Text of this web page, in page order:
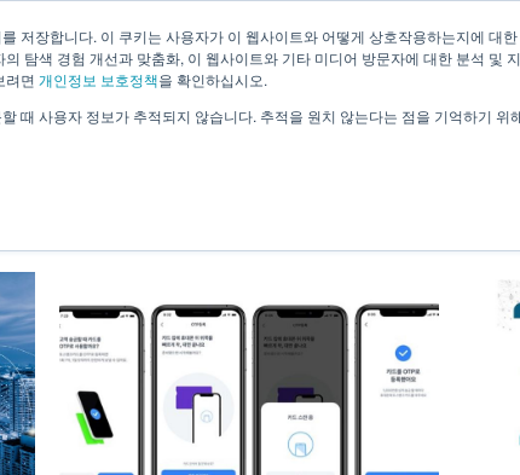
저장합니다. 이 쿠키는 사용자가 이 웹사이트와 어떻게 상호작용하는지에 대
탐색 경험 개선과 맞춤화, 이 웹사이트와 기타 미디어 방문자에 대한 분석 및
려면 개인정보 보호정책을 확인하십시오.
때 사용자 정보가 추적되지 않습니다. 추적을 원치 않는다는 점을 기억하기 위
회사소개 기술소개 솔루션